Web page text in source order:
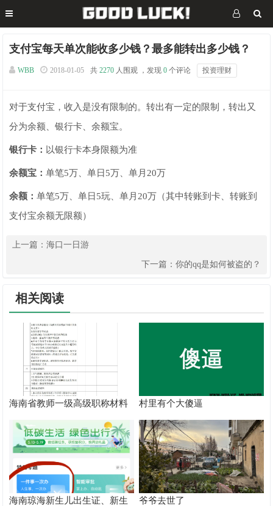
支付宝每天单次能收多少钱？最多能转出多少钱？
WBB 2018-01-05 共 2270 人围观 ，发现 0 个评论 投资理财
对于支付宝，收入是没有限制的。转出有一定的限制，转出又
分为余额、银行卡、余额宝。
银行卡： 以银行卡本身限额为准
余额宝：单笔5万、单日5万、单月20万
余额：单笔5万、单日5玩、单月20万（其中转账到卡、转账到
支付宝余额无限额）
上一篇：海口一日游
下一篇： 你的qq是如何被盗的？
相关阅读
海南省教师一级高级职称材料
村里有个大傻逼
海南琼海新生儿出生证、新生
爷爷去世了